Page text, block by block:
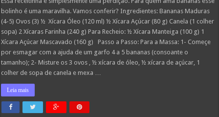
bolinho é uma maravilha. Vamos conferir? Ingredientes: Bananas Maduras
(4-5) Ovos (3) ½ Xícara Óleo (120 ml) ½ Xícara Açúcar (80 g) Canela (1 colher
sopa) 2 Xícaras Farinha (240 g) Para Recheio: ½ Xícara Manteiga (100 g) 1
Xícara Açúcar Mascavado (160 g) Passo a Passo: Para a Massa: 1- Começe
por esmagar com a ajuda de um garfo 4 a 5 bananas (consoante o
tamanho); 2- Misture os 3 ovos , ½ xícara de óleo, ½ xícara de açúcar, 1
colher de sopa de canela e mexa …
Leia mais